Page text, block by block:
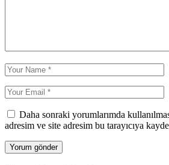
Daha sonraki yorumlarımda
adresim ve site adresim bu tarayıcıya